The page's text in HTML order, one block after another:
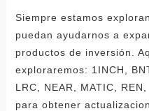
Siempre estamos
puedan ayudarnos a
productos de inversión.
exploraremos: 1INCH,
LRC, NEAR, MATIC,
para obtener